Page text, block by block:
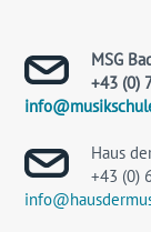
MSG
+43 (0)
Haus
+43 (0)